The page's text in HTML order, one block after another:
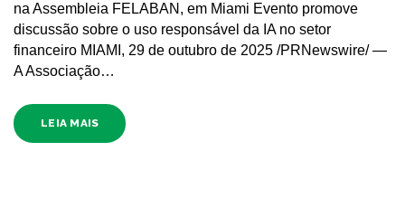
na Assembleia FELABAN, em Miami Evento promove
discussão sobre o uso responsável da IA no setor
financeiro MIAMI, 29 de outubro de 2025 /PRNewswire/ —
A Associação…
LEIA MAIS